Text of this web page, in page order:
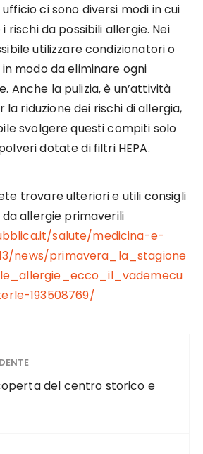
ci sono diversi modi in cui
rischi da possibili allergie. Nei
utilizzare condizionatori o
modo da eliminare ogni
Anche la pulizia, è un’attività
riduzione dei rischi di allergia,
svolgere questi compiti solo
dotate di filtri HEPA.
trovare ulteriori e utili consigli
allergie primaverili
salute/medicina-e-
news/primavera_la_stagione
193508769/
del centro storico e